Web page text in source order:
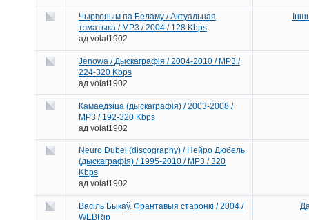
Чырвоным па Беламу / Актуальная
тэматыка / MP3 / 2004 / 128 Kbps
ад volat1902
Jenowa / Дыскаграфія / 2004-2010 / MP3 /
224-320 Kbps
ад volat1902
Камаедзіца (дыскаграфія) / 2003-2008 /
MP3 / 192-320 Kbps
ад volat1902
Neuro Dubel (discography) / Нейро Дюбель
(дыскаграфія) / 1995-2010 / MP3 / 320
Kbps
ад volat1902
Васіль Быкаў. Франтавыя старонкі / 2004 /
WEBRip